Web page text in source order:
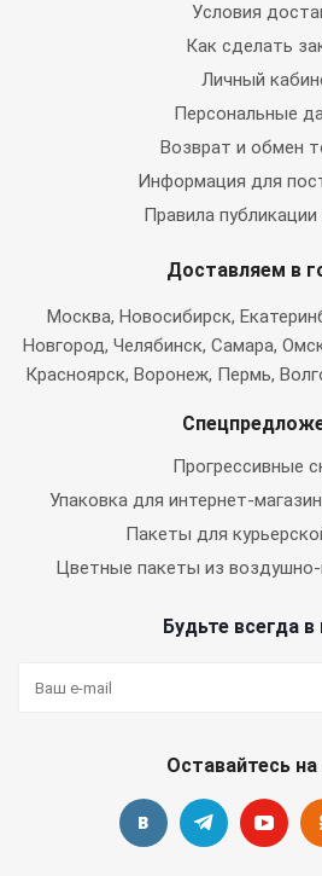
Условия
Как сделать
Личный
Персональные
Возврат и обмен
Информация для
Правила
Доставляем в
Москва, Новосибирск,
Новгород, Челябинск, Самара,
Красноярск, Воронеж, Пермь,
Прогрессивные
Упаковка для интернет-
Пакеты для
Цветные пакеты из воздушно-
Будьте всегда в
Оставайтесь на